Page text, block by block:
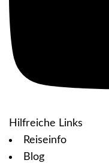
Hilfreiche Links
Reiseinfo
Blog